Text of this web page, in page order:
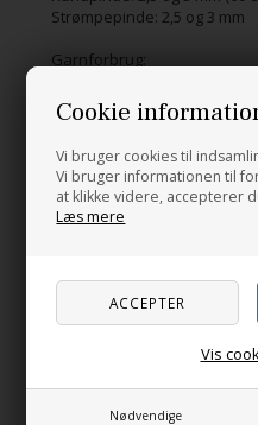
Cookie
Vi bruger cookies til
Vi bruger informationen til
at klikke videre, accepterer
Læs mere
Nødvendige
Vis
Strømpepinde: 2,5 og 3 mm
Garnforbrug:
(50 g = 195 m)
Fv B: 100 (150) 150 (150) 150
(50 g = 195 m)
Relaterede